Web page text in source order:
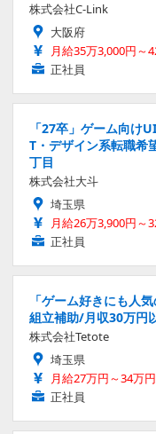
株式会社C-Link
大阪府
月給35万3,000円～
正社員
「27卒」ゲーム向け
T・デザイン系転職希
丁目
株式会社大斗
埼玉県
月給26万3,900円～
正社員
「ゲーム好きにも人
組立補助/月収30万円
株式会社Tetote
埼玉県
月給27万円～34万円
正社員